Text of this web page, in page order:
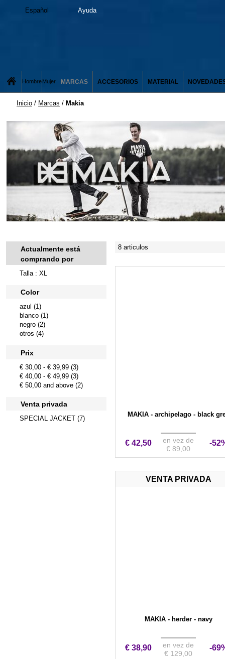
Español Ayuda
HombreMujer MARCAS ACCESORIOS MATERIAL
Inicio / Marcas / Makia
Actualmente está
comprando por
Talla : XL
Color
azul (1)
blanco (1)
negro (2)
otros (4)
Prix
€ 30,00 -€ 39,99 (3)
€ 40,00 -€ 49,99 (3)
€ 50,00 and above (2)
Venta privada
SPECIAL JACKET (7)
8 articulos
MAKIA - archipelago - black
€ 42,50
en vez de
€ 89,00
-
VENTA PRIVADA
MAKIA - herder - navy
€ 38,90
en vez de
€ 129,00
-